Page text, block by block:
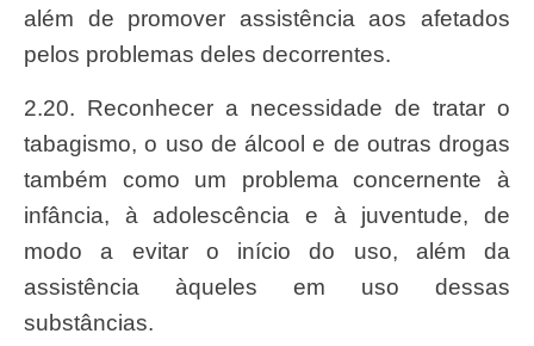
além de promover assistência aos afetados
pelos problemas deles decorrentes.
2.20. Reconhecer a necessidade de tratar o
tabagismo, o uso de álcool e de outras drogas
também como um problema concernente à
infância, à adolescência e à juventude, de
modo a evitar o início do uso, além da
assistência àqueles em uso dessas
substâncias.